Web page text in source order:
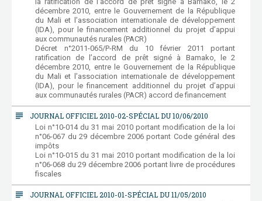
décembre 2010, entre le Gouvernement de la République
du Mali et l’association internationale de développement
(IDA), pour le financement additionnel du projet d’appui
aux communautés rurales (PACR)
Décret n°2011-065/P-RM du 10 février 2011 portant
ratification de l’accord de prêt signé à Bamako, le 2
décembre 2010, entre le Gouvernement de la République
du Mali et l’association internationale de développement
(IDA), pour le financement additionnel du projet d’appui
aux communautés rurales (PACR) accord de financement
subject JOURNAL OFFICIEL 2010-02-SPÉCIAL DU 10/06/2010
Loi n°10-014 du 31 mai 2010 portant modification de la loi
n°06-067 du 29 décembre 2006 portant Code général des
impôts
Loi n°10-015 du 31 mai 2010 portant modification de la loi
n°06-068 du 29 décembre 2006 portant livre de procédures
fiscales
subject JOURNAL OFFICIEL 2010-01-SPÉCIAL DU 11/05/2010